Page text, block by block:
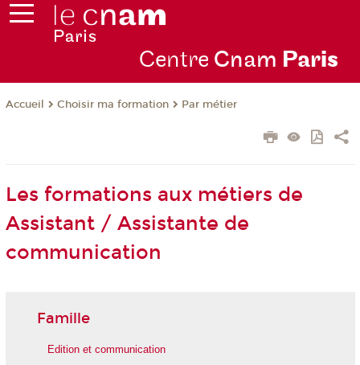
Centre Cnam Paris
Accueil Choisir ma formation Par métier
Les formations aux métiers de
Assistant / Assistante de
communication
Famille
Edition et communication